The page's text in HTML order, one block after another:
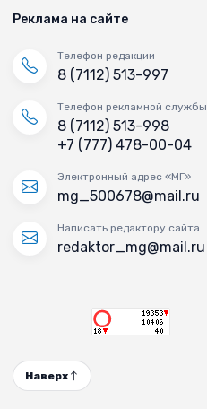
Реклама на сайте
Телефон редакции
8 (7112) 513-997
Телефон рекламной службы
8 (7112) 513-998
+7 (777) 478-00-04
Электронный адрес «МГ»
mg_500678@mail.ru
Написать редактору сайта
redaktor_mg@mail.ru
Наверх